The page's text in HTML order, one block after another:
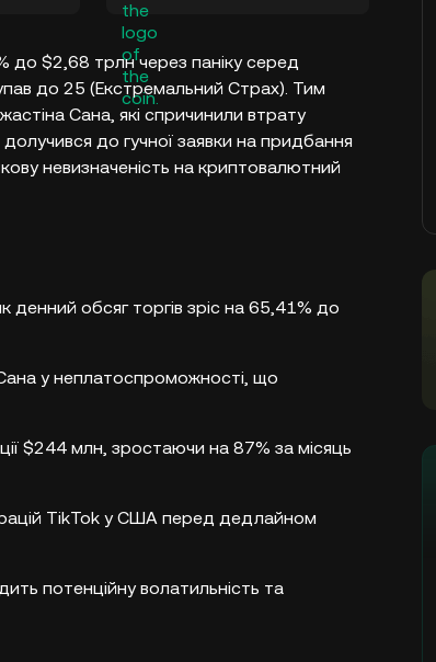
до $2,68 трлн через паніку серед
до 25 (Екстремальний Страх). Тим
Сана, які спричинили втрату
долучився до гучної заявки на придбання
невизначеність на криптовалютний
денний обсяг торгів зріс на 65,41% до
у неплатоспроможності, що
$244 млн, зростаючи на 87% за місяць
TikTok у США перед дедлайном
потенційну волатильність та